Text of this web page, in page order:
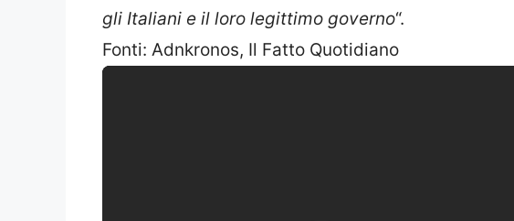
gli Italiani e il loro legittimo governo“.
Fonti: Adnkronos, Il Fatto Quotidiano